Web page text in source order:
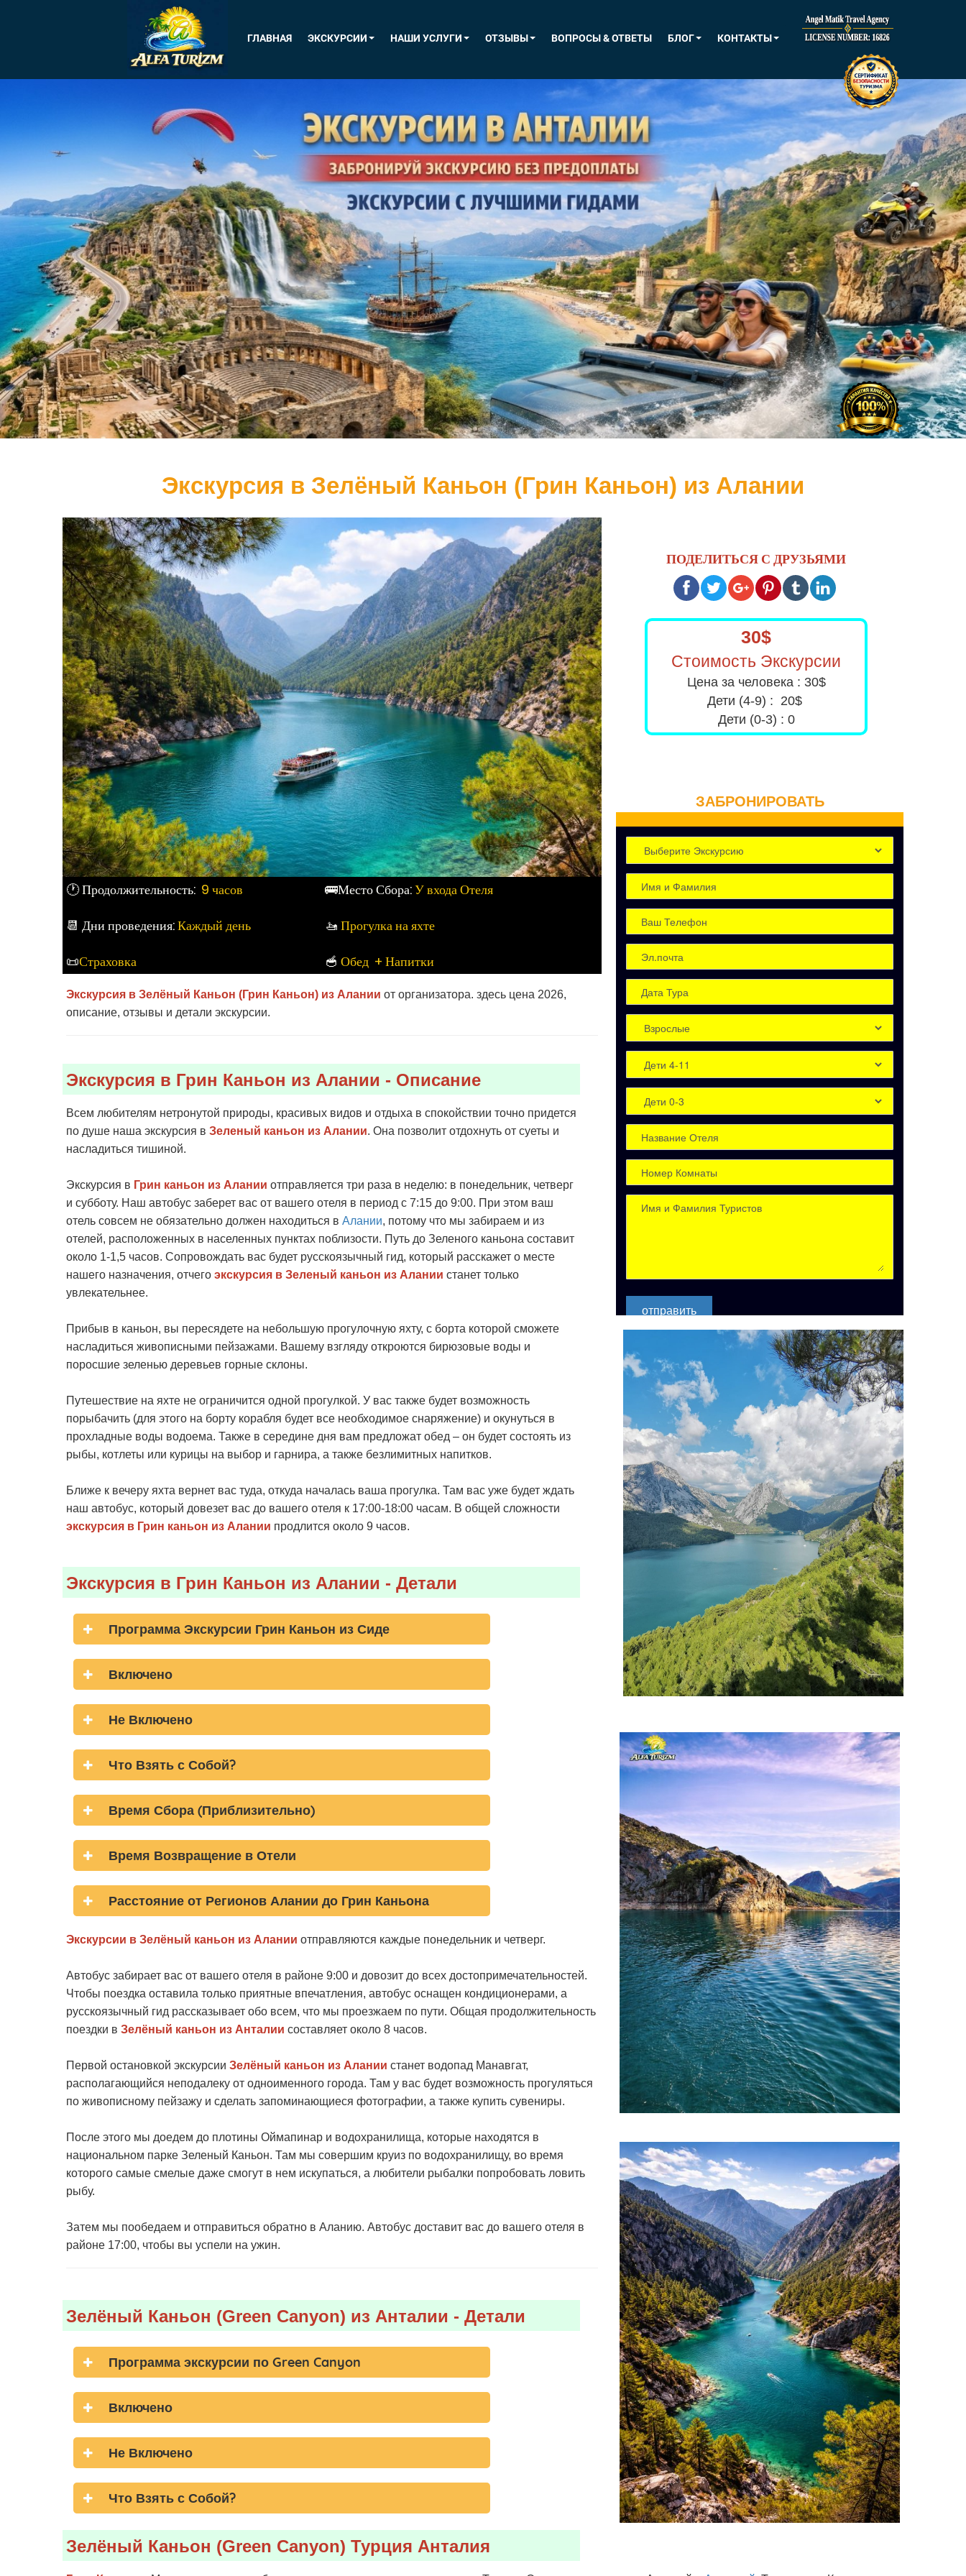
ГЛАВНАЯ ЭКСКУРСИИ НАШИ УСЛУГИ ОТЗЫВЫ ВОПРОСЫ & ОТВЕТЫ БЛОГ КОНТАКТЫ
ПОДЕЛИТЬСЯ С ДРУЗЬЯМИ
ЗАБРОНИРОВАТЬ
отправить
Экскурсия в Зелёный Каньон (Грин Каньон) из Алании
🕐 Продолжительность: 9 часов
📆 Дни проведения:Каждый день
📜Страховка
🚌Место Сбора:У входа Отеля
🚤 Прогулка на яхте
🥣​ Обед + Напитки
30$
Стоимость Экскурсии
Цена за человека : 30$
Дети (4-9) : 20$
Дети (0-3) : 0
Всем любителям нетронутой природы, красивых видов и отдыха в спокойствии точно придется
по душе наша экскурсия в Зеленый каньон из Алании. Она позволит отдохнуть от суеты и
насладиться тишиной.
Экскурсия в Грин каньон из Алании отправляется три раза в неделю: в понедельник, четверг
и субботу. Наш автобус заберет вас от вашего отеля в период с 7:15 до 9:00. При этом ваш
отель совсем не обязательно должен находиться в Алании, потому что мы забираем и из
отелей, расположенных в населенных пунктах поблизости. Путь до Зеленого каньона составит
около 1-1,5 часов. Сопровождать вас будет русскоязычный гид, который расскажет о месте
нашего назначения, отчего экскурсия в Зеленый каньон из Алании станет только
увлекательнее.
Прибыв в каньон, вы пересядете на небольшую прогулочную яхту, с борта которой сможете
насладиться живописными пейзажами. Вашему взгляду откроются бирюзовые воды и
поросшие зеленью деревьев горные склоны.
Путешествие на яхте не ограничится одной прогулкой. У вас также будет возможность
порыбачить (для этого на борту корабля будет все необходимое снаряжение) и окунуться в
прохладные воды водоема. Также в середине дня вам предложат обед – он будет состоять из
рыбы, котлеты или курицы на выбор и гарнира, а также безлимитных напитков.
Ближе к вечеру яхта вернет вас туда, откуда началась ваша прогулка. Там вас уже будет ждать
наш автобус, который довезет вас до вашего отеля к 17:00-18:00 часам. В общей сложности
экскурсия в Грин каньон из Алании продлится около 9 часов.
Экскурсия в Грин Каньон из Алании - Детали
Программа Экскурсии Грин Каньон из Сиде
Включено
Не Включено
Что Взять с Собой?
Время Сбора (Приблизительно)
Время Возвращение в Отели
Расстояние от Регионов Алании до Грин Каньона
Экскурсия в Зелёный Каньон (Грин Каньон) из Алании от организатора. здесь цена 2026,
описание, отзывы и детали экскурсии.
Экскурсия в Грин Каньон из Алании - Описание
Экскурсии в Зелёный каньон из Алании отправляются каждые понедельник и четверг.
Автобус забирает вас от вашего отеля в районе 9:00 и довозит до всех достопримечательностей.
Чтобы поездка оставила только приятные впечатления, автобус оснащен кондиционерами, а
русскоязычный гид рассказывает обо всем, что мы проезжаем по пути. Общая продолжительность
поездки в Зелёный каньон из Анталии составляет около 8 часов.
Первой остановкой экскурсии Зелёный каньон из Алании станет водопад Манавгат,
располагающийся неподалеку от одноименного города. Там у вас будет возможность прогуляться
по живописному пейзажу и сделать запоминающиеся фотографии, а также купить сувениры.
После этого мы доедем до плотины Оймапинар и водохранилища, которые находятся в
национальном парке Зеленый Каньон. Там мы совершим круиз по водохранилищу, во время
которого самые смелые даже смогут в нем искупаться, а любители рыбалки попробовать ловить
рыбу.
Затем мы пообедаем и отправиться обратно в Аланию. Автобус доставит вас до вашего отеля в
районе 17:00, чтобы вы успели на ужин.
Зелёный Каньон (Green Canyon) из Анталии - Детали
Программа экскурсии по Green Canyon
Включено
Не Включено
Что Взять с Собой?
Зелёный Каньон (Green Canyon) Турция Анталия